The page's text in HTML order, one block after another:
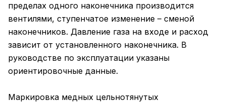
пределах одного наконечника производится
вентилями, ступенчатое изменение – сменой
наконечников. Давление газа на входе и расход
зависит от установленного наконечника. В
руководстве по эксплуатации указаны
ориентировочные данные.
Маркировка медных цельнотянутых